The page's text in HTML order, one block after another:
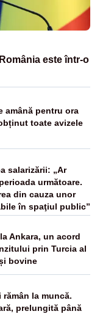
este într-o
amână pentru ora
toate avizele
salarizării: „Ar
următoare.
din cauza unor
în spaţiul public”
Ankara, un acord
prin Turcia al
bovine
la muncă.
prelungită până